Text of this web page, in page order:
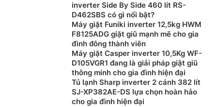
inverter Side By Side 460 lít RS-
D462SBS có gì nổi bật?
Máy giặt Funiki inverter 12,5kg HWM
F8125ADG giặt giũ mạnh mẽ cho gia
đình đông thành viên
Máy giặt Casper inverter 10,5Kg WF-
D105VGR1 đang là giải pháp giặt giũ
thông minh cho gia đình hiện đại
Tủ lạnh Sharp inverter 2 cánh 382 lít
SJ-XP382AE-DS lựa chọn hoàn hảo
cho gia đình hiện đại